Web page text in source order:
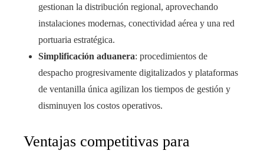
gestionan la distribución regional, aprovechando
instalaciones modernas, conectividad aérea y una red
portuaria estratégica.
Simplificación aduanera: procedimientos de
despacho progresivamente digitalizados y plataformas
de ventanilla única agilizan los tiempos de gestión y
disminuyen los costos operativos.
Ventajas competitivas para